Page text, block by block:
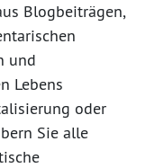
Blogbeiträgen,
und
Lebens
oder
Sie alle